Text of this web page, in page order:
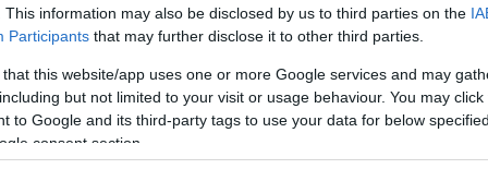
This information may also be disclosed by us to third parties on the
Participants that may further disclose it to other third parties.
that this website/app uses one or more Google services and may
but not limited to your visit or usage behaviour. You may
to Google and its third-party tags to use your data for below
consent section.
kövess minket aCsakfoci Google News oldalán is!
elleni, 3-1-re megnyert vasárnapi
kapujába a 30. percben, 2-0-ra